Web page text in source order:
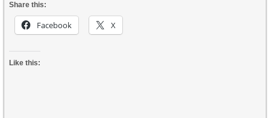
Share this:
Facebook X
Like this: